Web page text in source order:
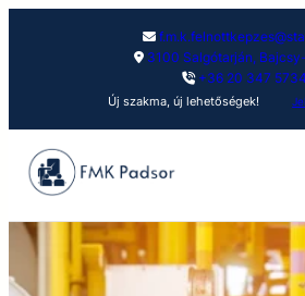
3100 Salgótarján,
+36 20 347 5734
Új szakma, új lehetőségek!